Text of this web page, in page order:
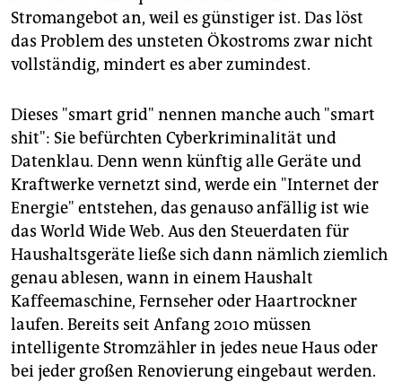
Stromangebot an, weil es günstiger ist. Das löst
das Problem des unsteten Ökostroms zwar nicht
vollständig, mindert es aber zumindest.
Dieses "smart grid" nennen manche auch "smart
shit": Sie befürchten Cyberkriminalität und
Datenklau. Denn wenn künftig alle Geräte und
Kraftwerke vernetzt sind, werde ein "Internet der
Energie" entstehen, das genauso anfällig ist wie
das World Wide Web. Aus den Steuerdaten für
Haushaltsgeräte ließe sich dann nämlich ziemlich
genau ablesen, wann in einem Haushalt
Kaffeemaschine, Fernseher oder Haartrockner
laufen. Bereits seit Anfang 2010 müssen
intelligente Stromzähler in jedes neue Haus oder
bei jeder großen Renovierung eingebaut werden.